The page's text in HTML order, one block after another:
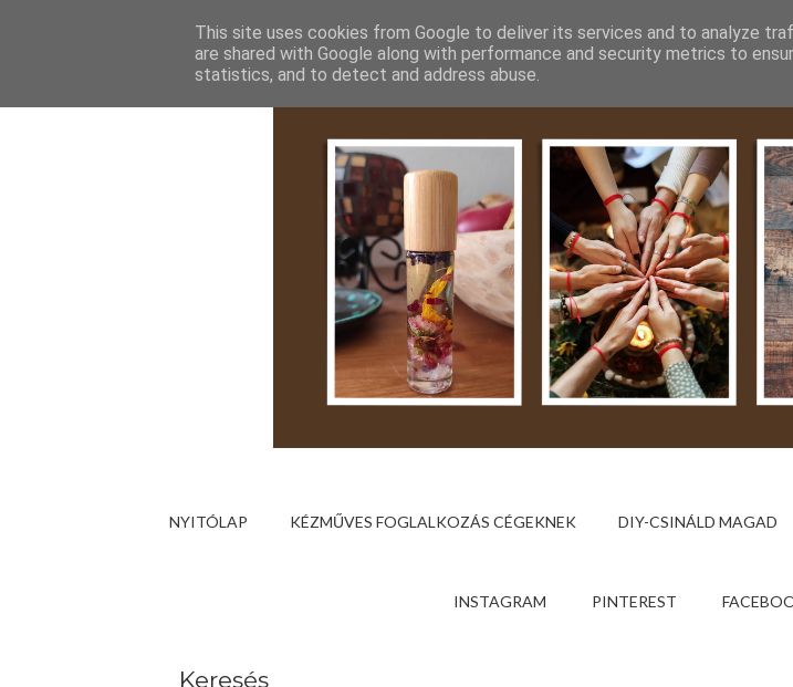
NYITÓLAP KÉZMŰVES FOGLALKOZÁS CÉGEKNEK DIY-CSINÁLD MAGAD
INSTAGRAM PINTEREST
Keresés
This site uses cookies from Google to deliver its services and to analyze
are shared with Google along with performance and security metrics to
statistics, and to detect and address abuse.